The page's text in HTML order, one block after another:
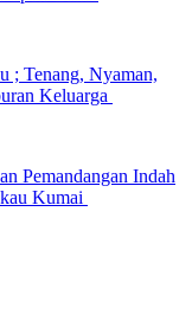
; Tenang, Nyaman,
Keluarga
Pemandangan Indah
Kumai